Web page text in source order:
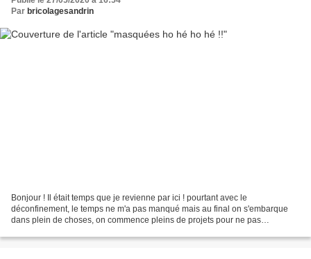
Par bricolagesandrin
Bonjour ! Il était temps que je revienne par ici ! pourtant avec le
déconfinement, le temps ne m'a pas manqué mais au final on s'embarque
dans plein de choses, on commence pleins de projets pour ne pas